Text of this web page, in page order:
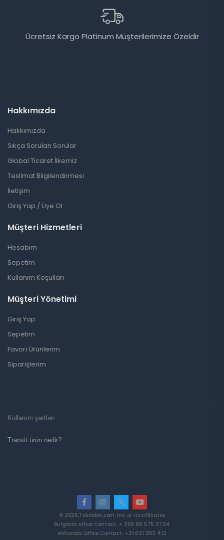
Ücretsiz Kargo Platinum Müşterilerimize Özeldir
Hakkımızda
Hakkımızda
Sıkça Sorulan Sorular
Global Ticaret İlkemiz
Teslimat Bilgilendirmesi
İletişim
Giriş Yap / Üye Ol
Müşteri Hizmetleri
Hesabım
Sepetim
Kullanım Koşulları
Müşteri Yönetimi
Giriş Yap
Sepetim
Favori Ürünlerim
Siparişlerim
Kullanım şartları
Transit ürün nedir?
© 2026,Teknobin.com, Inc. or its affiliates
Bulgaria office Contact: + 359 88 575 3724
Hollanda Office Contact: +31 631 353 412